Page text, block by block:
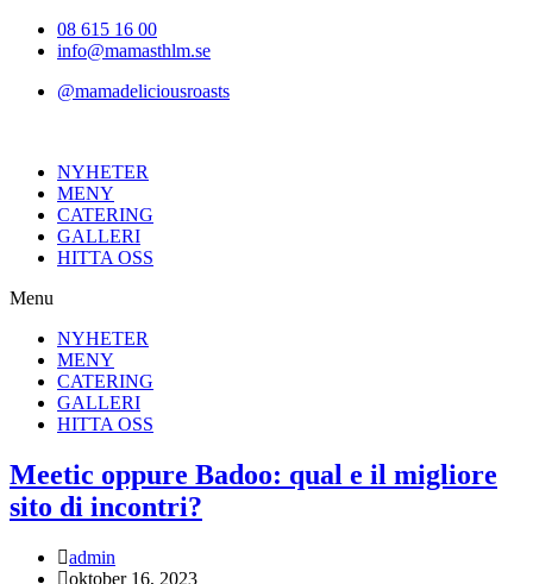
Hoppa08 615 16 00
info@mamasthlm.se
@mamadeliciousroasts
NYHETER
MENY
CATERING
GALLERI
HITTA OSS
Menu
NYHETER
MENY
CATERING
GALLERI
HITTA OSS
Meetic oppure Badoo: qual e il migliore
sito di incontri?
Inläggsförfattare:
admin
Inlägget
oktober 16, 2023